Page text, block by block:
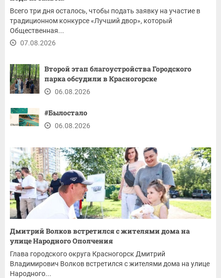
Всего три дня осталось, чтобы подать заявку на участие в
традиционном конкурсе «Лучший двор», который
Общественная...
07.08.2026
Второй этап благоустройства Городского
парка обсудили в Красногорске
06.08.2026
#Былостало
06.08.2026
Дмитрий Волков встретился с жителями дома на
улице Народного Ополчения
Глава городского округа Красногорск Дмитрий
Владимирович Волков встретился с жителями дома на улице
Народного...